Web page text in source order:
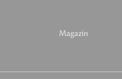
Magazin